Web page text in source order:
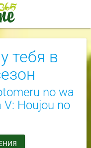
тебя в
no wa
Houjou no